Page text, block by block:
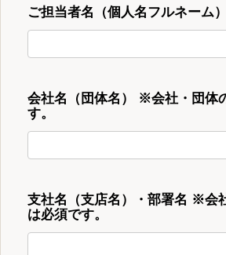
ご担当者名（個人名フルネーム）
会社名（団体名） ※会社・団体
す。
支社名（支店名）・部署名 ※会
は必須です。